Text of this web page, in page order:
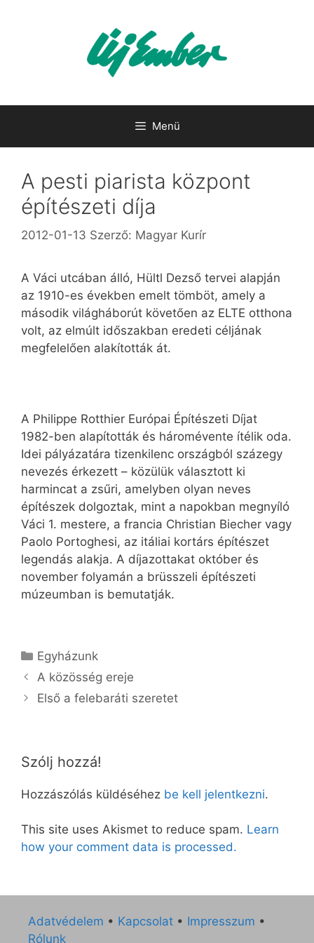
Menü
A pesti piarista központ
építészeti díja
2012-01-13 Szerző: Magyar Kurír
A Váci utcában álló, Hültl Dezső tervei alapján
az 1910-es években emelt tömböt, amely a
második világháborút követően az ELTE otthona
volt, az elmúlt időszakban eredeti céljának
megfelelően alakították át.
A Philippe Rotthier Európai Építészeti Díjat
1982-ben alapították és háromévente ítélik oda.
Idei pályázatára tizenkilenc országból százegy
nevezés érkezett – közülük választott ki
harmincat a zsűri, amelyben olyan neves
építészek dolgoztak, mint a napokban megnyíló
Váci 1. mestere, a francia Christian Biecher vagy
Paolo Portoghesi, az itáliai kortárs építészet
legendás alakja. A díjazottakat október és
november folyamán a brüsszeli építészeti
múzeumban is bemutatják.
Kategória
Egyházunk
A közösség ereje
Első a felebaráti szeretet
Szólj hozzá!
Hozzászólás küldéséhez be kell jelentkezni.
This site uses Akismet to reduce spam. Learn
how your comment data is processed.
Adatvédelem • Kapcsolat • Impresszum •
Rólunk